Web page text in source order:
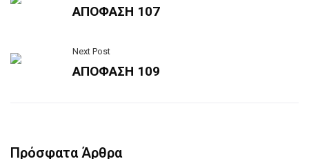
ΑΠΟΦΑΣΗ 107
Next Post
ΑΠΟΦΑΣΗ 109
Πρόσφατα Άρθρα